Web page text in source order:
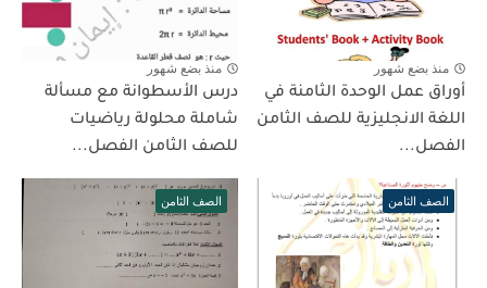
منذ بضع شهور
أوراق عمل الوحدة الثامنة في
اللغة الانجليزية للصف الثامن
الفصل...
منذ بضع شهور
درس الأسطوانة مع مسألة
شاملة محلولة رياضيات
للصف الثامن الفصل...
الصف الثامن الصف الثامن